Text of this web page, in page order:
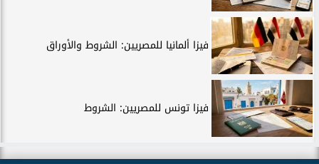
فيزا ألمانيا للمصريين: الشروط والأوراق
فيزا تونس للمصريين: الشروط